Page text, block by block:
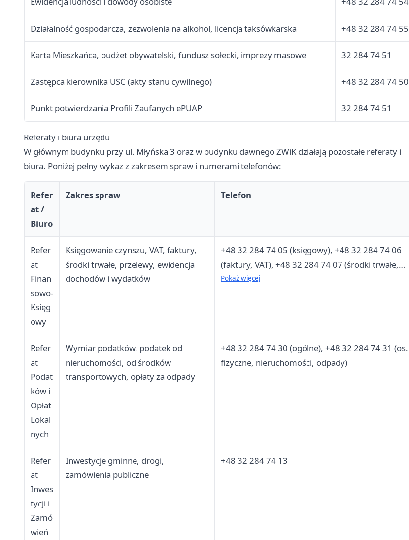
Działalność gospodarcza, zezwolenia na alkohol, licencja taksówkarska +48 32 284 74 55
Karta Mieszkańca, budżet obywatelski, fundusz sołecki, imprezy masowe 32 284 74 51
Zastępca kierownika USC (akty stanu cywilnego) +48 32 284 74 50
Punkt potwierdzania Profili Zaufanych ePUAP 32 284 74 51
Referaty i biura urzędu
W głównym budynku przy ul. Młyńska 3 oraz w budynku dawnego ZWiK działają pozostałe referaty i
biura. Poniżej pełny wykaz z zakresem spraw i numerami telefonów:
Refer
at /
Biuro
Zakres spraw Telefon
Refer
at
Finan
sowo-
Księg
owy
Księgowanie czynszu, VAT, faktury,
środki trwałe, przelewy, ewidencja
dochodów i wydatków
+48 32 284 74 05 (księgowy), +48 32 284 74 06
(faktury, VAT), +48 32 284 74 07 (środki trwałe,
przelewy), +48 32 284 74 10 (dochody), +48 32
Pokaż więcej
Refer
at
Podat
ków i
Opłat
Lokal
nych
Wymiar podatków, podatek od
nieruchomości, od środków
transportowych, opłaty za odpady
+48 32 284 74 30 (ogólne), +48 32 284 74 31 (os.
fizyczne, nieruchomości, odpady)
Refer
at
Inwes
tycji i
Zamó
wień
Inwestycje gminne, drogi,
zamówienia publiczne
+48 32 284 74 13